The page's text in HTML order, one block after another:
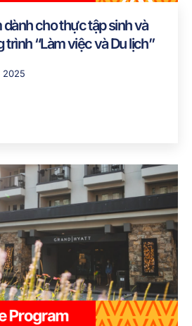
cho thực tập sinh và
“Làm việc và Du lịch”
2025